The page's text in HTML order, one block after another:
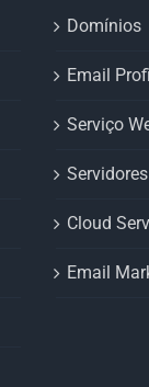
Domínios
Email
Serviço
Cloud
Email